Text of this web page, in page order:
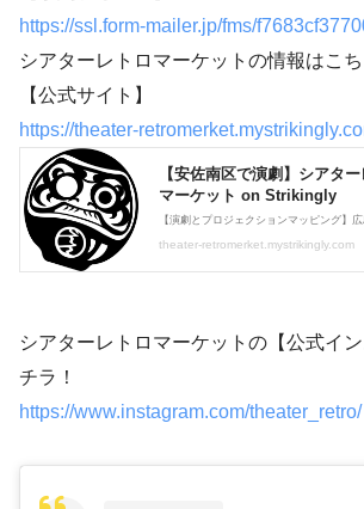
https://ssl.form-mailer.jp/fms/
シアターレトロマーケットの情報はこち
【公式サイト】
https://theater-
シアターレトロマーケットの【公式イ
チラ！
https://www.instagram.com/theater_retro/